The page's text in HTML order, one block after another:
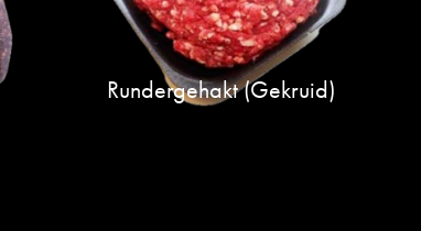
Rundergehakt (gekruid)